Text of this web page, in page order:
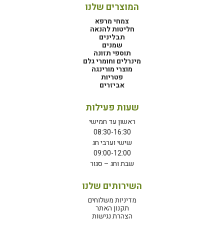
המוצרים שלנו
צמחי מרפא
חליטות להנאה
תבלינים
שמנים
תוספי תזונה
מינרלים וחומרי גלם
מוצרי מורינגה
פטריות
אביזרים
שעות פעילות
ראשון עד חמישי
08:30-16:30
שישי וערבי חג
09:00-12:00
שבת וחג – סגור
השירותים שלנו
מדיניות משלוחים
תקנון האתר
הצהרת נגישות